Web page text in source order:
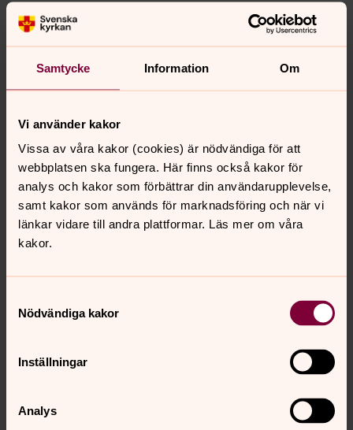
Samtycke Information Om
Vi använder kakor
Vissa av våra kakor (cookies) är nödvändiga för att
webbplatsen ska fungera. Här finns också kakor för
analys och kakor som förbättrar din användarupplevelse,
samt kakor som används för marknadsföring och när vi
länkar vidare till andra plattformar. Läs mer om våra
kakor.
Nödvändiga kakor
Inställningar
Analys
Ty du är min hjälp,
under dina vingars skugga jublar jag.
Min själ håller sig till dig,
din högra hand uppehåller mig…. ”
Psalm 63: av kung David
Under dina vingars skugga jublar jag! Det skriver David.
Tänk dig känslan under vingarna: gott och varmt, mjukt,
totalt skydd på alla sidor. Du är trygg, glädjen sprider sig
i kroppen, det är vilsamt och helt säkert. Jag är säker
och Gud fyller mig med godhet.
Bildligt talat tömma oss ett tag. Skäms inte för det. Du
får krypa in under den allsmäktiges skugga och vila där
tills faran är över. Gud älskar dig inte mindre för det.
Omslagsmålningen av Lotta Wallin Persson heter Under
dina vingars skugga och är inspirerad aftonbönen I frid.